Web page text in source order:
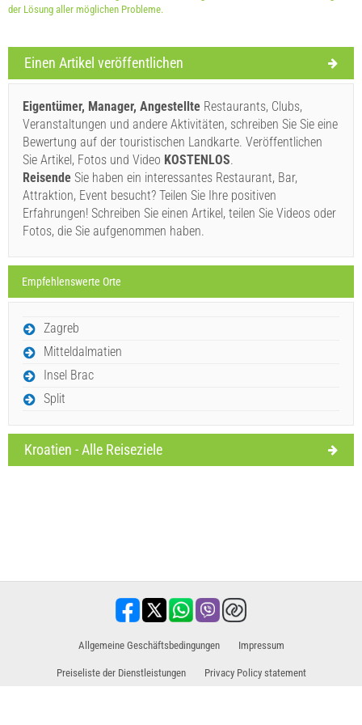
Buchen Sie und warten auf Bestätigung
Wenn Sie nicht sofort buchen möchten und weitere Fragen
haben, füllen Sie diese bitte aus und klicken Sie auf
"Anfrage senden".
der Lösung aller möglichen Probleme.
Einen Artikel veröffentlichen
Eigentümer, Manager, Angestellte Restaurants, Clubs,
Veranstaltungen und andere Aktivitäten, schreiben Sie Sie eine
Bewertung auf der touristischen Landkarte. Veröffentlichen
Sie Artikel, Fotos und Video KOSTENLOS.
Reisende Sie haben ein interessantes Restaurant, Bar,
Attraktion, Event besucht? Teilen Sie Ihre positiven
Erfahrungen! Schreiben Sie einen Artikel, teilen Sie Videos oder
Fotos, die Sie aufgenommen haben.
Empfehlenswerte Orte
Zagreb
Mitteldalmatien
Insel Brac
Split
Kroatien - Alle Reiseziele
Allgemeine Geschäftsbedingungen Impressum
Preiseliste der Dienstleistungen Privacy Policy statement